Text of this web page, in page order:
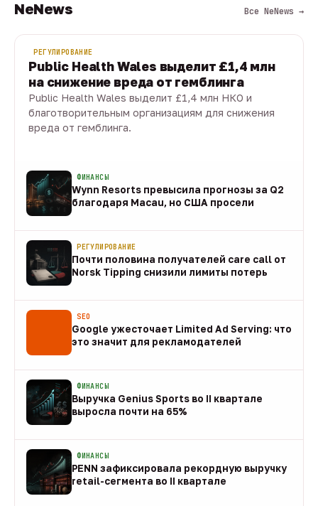
NeNews Все NeNews →
РЕГУЛИРОВАНИЕ
Public Health Wales выделит £1,4 млн
на снижение вреда от гемблинга
Public Health Wales выделит £1,4 млн НКО и
благотворительным организациям для снижения
вреда от гемблинга.
ФИНАНСЫ
Wynn Resorts превысила прогнозы за Q2
благодаря Macau, но США просели
РЕГУЛИРОВАНИЕ
Почти половина получателей care call от
Norsk Tipping снизили лимиты потерь
SEO
Google ужесточает Limited Ad Serving: что
это значит для рекламодателей
ФИНАНСЫ
Выручка Genius Sports во II квартале
выросла почти на 65%
ФИНАНСЫ
PENN зафиксировала рекордную выручку
retail-сегмента во II квартале